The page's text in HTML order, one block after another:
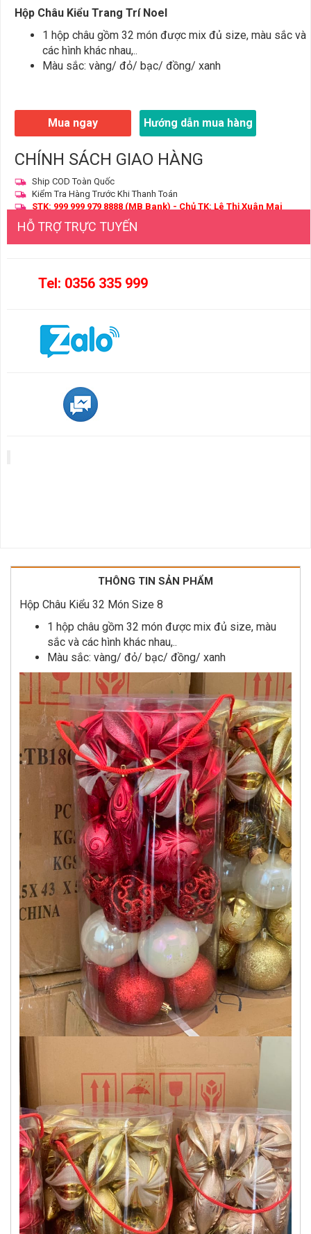
Hộp Châu Kiểu Trang Trí Noel
1 hộp châu gồm 32 món được mix đủ size, màu sắc và
các hình khác nhau,..
Màu sắc: vàng/ đỏ/ bạc/ đồng/ xanh
Mua ngay Hướng dẫn mua hàng
CHÍNH SÁCH GIAO HÀNG
Ship COD Toàn Quốc
Kiểm Tra Hàng Trước Khi Thanh Toán
STK: 999 999 979 8888 (MB Bank) - Chủ TK: Lê Thị Xuân Mai
HỖ TRỢ TRỰC TUYẾN
Tel: 0356 335 999
THÔNG TIN SẢN PHẨM
Hộp Châu Kiểu 32 Món Size 8
1 hộp châu gồm 32 món được mix đủ size, màu
sắc và các hình khác nhau,..
Màu sắc: vàng/ đỏ/ bạc/ đồng/ xanh